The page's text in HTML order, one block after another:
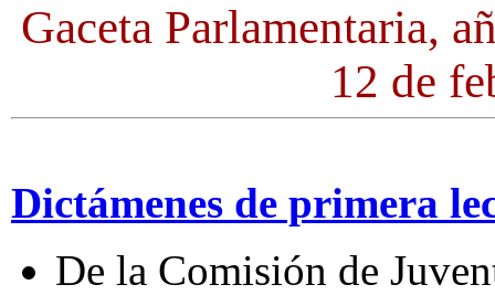
Gaceta Parlamentaria,
12 de
Dictámenes de primera
De la Comisión de